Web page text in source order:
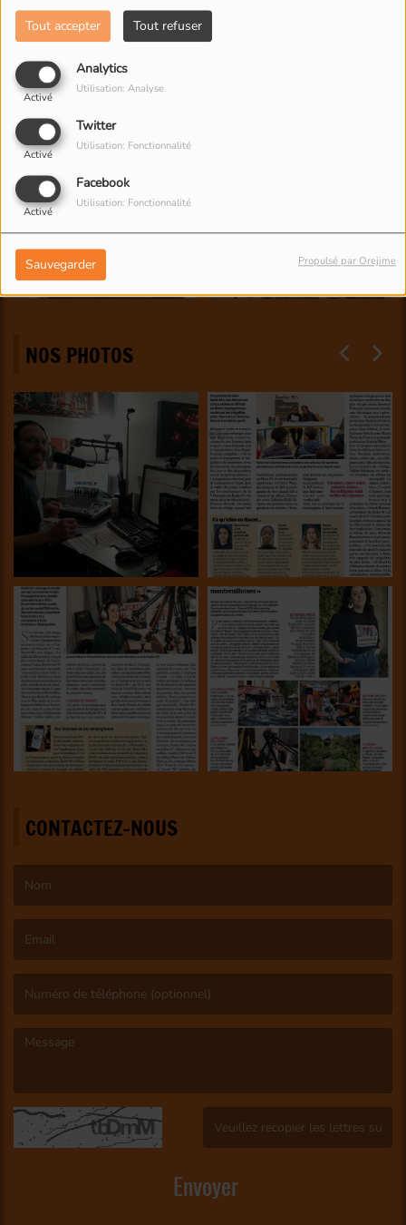
Tout accepter Tout refuser
Analytics
Activé
Utilisation: Analyse
Twitter
Activé
Utilisation: Fonctionnalité
Facebook
Activé
Utilisation: Fonctionnalité
Sauvegarder Propulsé par Orejime
NOS PHOTOS
CONTACTEZ-NOUS
Envoyer